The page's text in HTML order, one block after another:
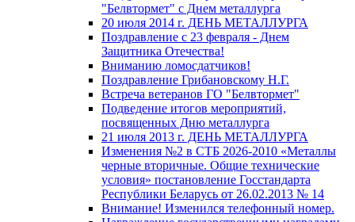
"Белвтормет" с Днем металлурга
20 июля 2014 г. ДЕНЬ МЕТАЛЛУРГА
Поздравление с 23 февраля - Днем
Защитника Отечества!
Вниманию ломосдатчиков!
Поздравление Грибановскому Н.Г.
Встреча ветеранов ГО "Белвтормет"
Подведение итогов мероприятий,
посвященных Дню металлурга
21 июля 2013 г. ДЕНЬ МЕТАЛЛУРГА
Изменения №2 в СТБ 2026-2010 «Металлы
черные вторичные. Общие технические
условия» постановление Госстандарта
Республики Беларусь от 26.02.2013 № 14
Внимание! Изменился телефонный номер.